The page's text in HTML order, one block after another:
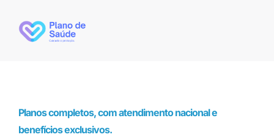
Planos completos, com atendimento nacional e
benefícios exclusivos.